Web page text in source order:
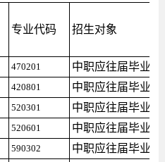
专业代码 招生对象
470201
中职应往届毕业生
420801
中职应往届毕业生
520301
中职应往届毕业生
520601
中职应往届毕业生
590302
中职应往届毕业生